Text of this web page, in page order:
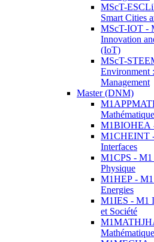
MScT-
Smart Cities
MScT-IOT -
Innovation
(IoT)
MScT-
Environment
Management
Master (DNM)
M1BIOHEA
M1CHEINT
Interfaces
M1CPS - M1
Physique
M1HEP - M1
Energies
M1IES - M1
et Société